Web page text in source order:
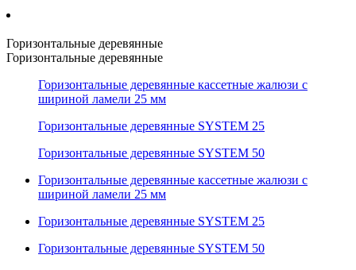
Горизонтальные деревянные
Горизонтальные деревянные
Горизонтальные деревянные кассетные жалюзи с
шириной ламели 25 мм
Горизонтальные деревянные SYSTEM 25
Горизонтальные деревянные SYSTEM 50
Горизонтальные деревянные кассетные жалюзи с
шириной ламели 25 мм
Горизонтальные деревянные SYSTEM 25
Горизонтальные деревянные SYSTEM 50